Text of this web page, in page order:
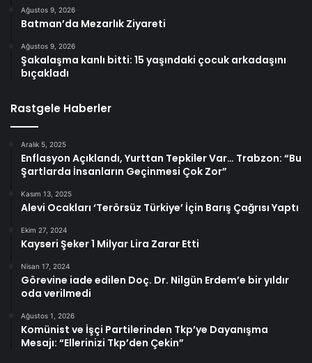
Ağustos 9, 2026
Batman’da Mezarlık Ziyareti
Ağustos 9, 2026
Şakalaşma kanlı bitti: 15 yaşındaki çocuk arkadaşını
bıçakladı
Rastgele Haberler
Aralık 5, 2025
Enflasyon Açıklandı, Yurttan Tepkiler Var… Trabzon: “Bu
Şartlarda İnsanların Geçinmesi Çok Zor”
Kasım 13, 2025
Alevi Ocakları ‘Terörsüz Türkiye’ İçin Barış Çağrısı Yaptı
Ekim 27, 2024
Kayseri Şeker 1 Milyar Lira Zarar Etti
Nisan 17, 2024
Görevine iade edilen Doç. Dr. Nilgün Erdem’e bir yıldır
oda verilmedi
Ağustos 1, 2026
Komünist ve İşçi Partilerinden Tkp’ye Dayanışma
Mesajı: “Ellerinizi Tkp’den Çekin”